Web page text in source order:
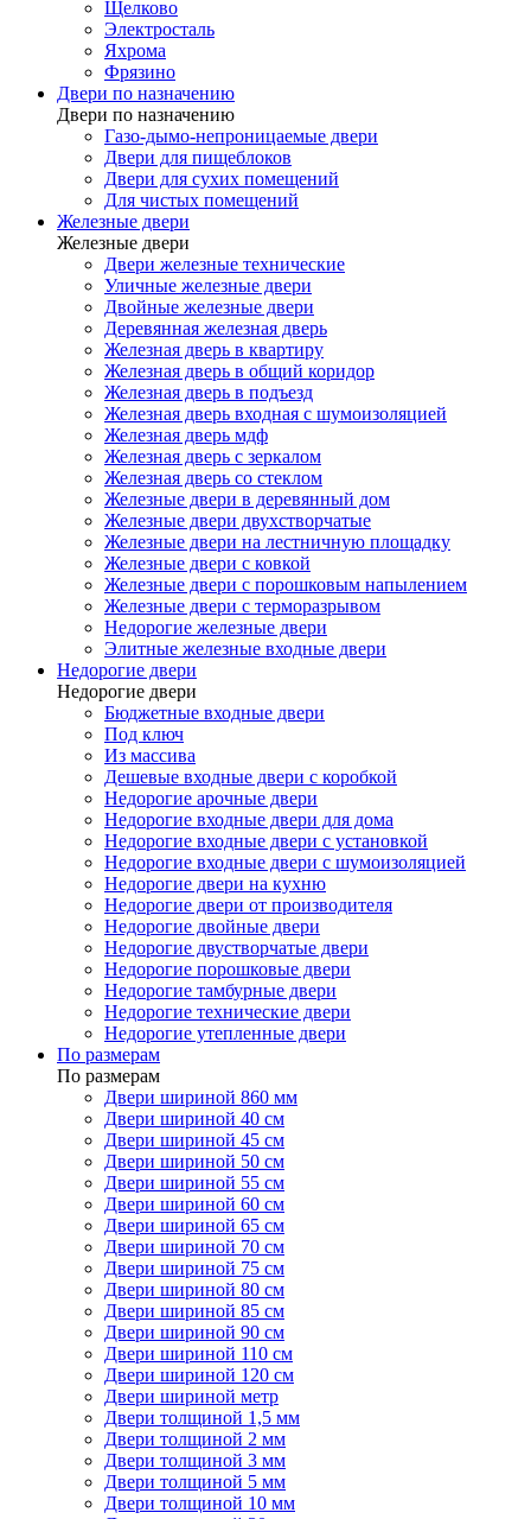
Щелково
Электросталь
Яхрома
Фрязино
Двери по назначению
Двери по назначению
Газо-дымо-непроницаемые двери
Двери для пищеблоков
Двери для сухих помещений
Для чистых помещений
Железные двери
Железные двери
Двери железные технические
Уличные железные двери
Двойные железные двери
Деревянная железная дверь
Железная дверь в квартиру
Железная дверь в общий коридор
Железная дверь в подъезд
Железная дверь входная с шумоизоляцией
Железная дверь мдф
Железная дверь с зеркалом
Железная дверь со стеклом
Железные двери в деревянный дом
Железные двери двухстворчатые
Железные двери на лестничную площадку
Железные двери с ковкой
Железные двери с порошковым напылением
Железные двери с терморазрывом
Недорогие железные двери
Элитные железные входные двери
Недорогие двери
Недорогие двери
Бюджетные входные двери
Под ключ
Из массива
Дешевые входные двери с коробкой
Недорогие арочные двери
Недорогие входные двери для дома
Недорогие входные двери с установкой
Недорогие входные двери с шумоизоляцией
Недорогие двери на кухню
Недорогие двери от производителя
Недорогие двойные двери
Недорогие двустворчатые двери
Недорогие порошковые двери
Недорогие тамбурные двери
Недорогие технические двери
Недорогие утепленные двери
По размерам
По размерам
Двери шириной 860 мм
Двери шириной 40 см
Двери шириной 45 см
Двери шириной 50 см
Двери шириной 55 см
Двери шириной 60 см
Двери шириной 65 см
Двери шириной 70 см
Двери шириной 75 см
Двери шириной 80 см
Двери шириной 85 см
Двери шириной 90 см
Двери шириной 110 см
Двери шириной 120 см
Двери шириной метр
Двери толщиной 1,5 мм
Двери толщиной 2 мм
Двери толщиной 3 мм
Двери толщиной 5 мм
Двери толщиной 10 мм